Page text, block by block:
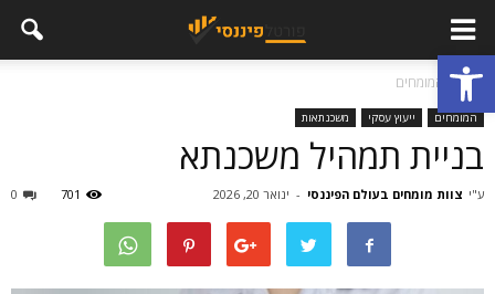
פתח סרגל נגישות
בית המומחים
המומחים ייעוץ עסקי משכנתאות
בניית תמהיל משכנתא
ע"י צוות מומחים בעולם הפיננסי - ינואר 20, 2026 0 701